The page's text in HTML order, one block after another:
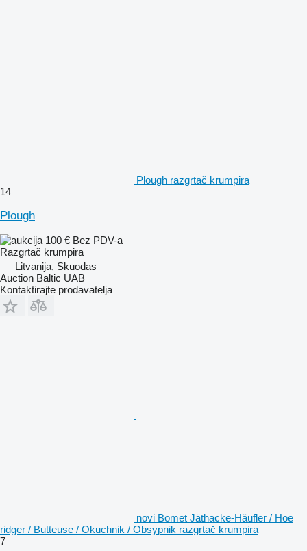
Plough razgrtač krumpira
14
Plough
100 € Bez PDV-a
Razgrtač krumpira
Litvanija, Skuodas
Auction Baltic UAB
Kontaktirajte prodavatelja
novi Bomet Jäthacke-Häufler / Hoe
ridger / Butteuse / Okuchnik / Obsypnik razgrtač krumpira
7